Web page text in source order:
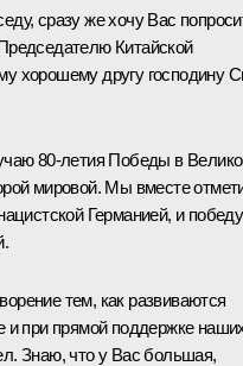
сразу же хочу Вас
Китайской
хорошему другу господину
80-летия Победы в
мировой. Мы вместе
Германией, и победу
тем, как развиваются
и при прямой поддержке
Знаю, что у Вас большая,